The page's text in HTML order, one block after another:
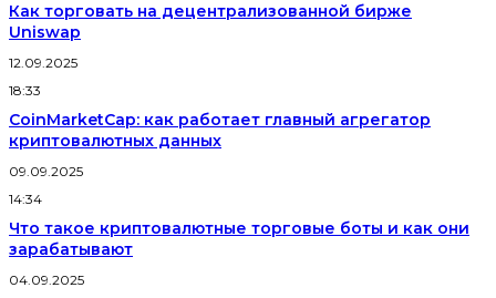
Как торговать на децентрализованной бирже
Uniswap
12.09.2025
18:33
CoinMarketCap: как работает главный агрегатор
криптовалютных данных
09.09.2025
14:34
Что такое криптовалютные торговые боты и как они
зарабатывают
04.09.2025